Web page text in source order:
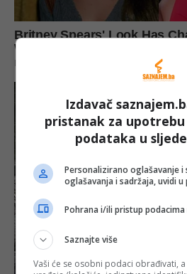
Izdavač
pristanak za upotrebu
podataka u
Personalizirano oglašavanje i
oglašavanja i sadržaja, uvidi
Pohrana i/ili pristup podacima
Saznajte više
Vaši će se osobni podaci obrađivati,